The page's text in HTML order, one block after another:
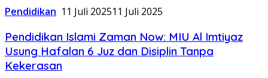
Pendidikan 11 Juli 202511 Juli 2025
Pendidikan Islami Zaman Now: MIU Al Imtiyaz
Usung Hafalan 6 Juz dan Disiplin Tanpa
Kekerasan